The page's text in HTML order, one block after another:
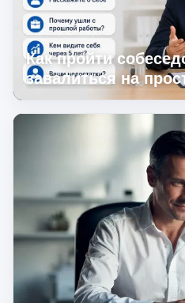
Как пройти
завалиться на